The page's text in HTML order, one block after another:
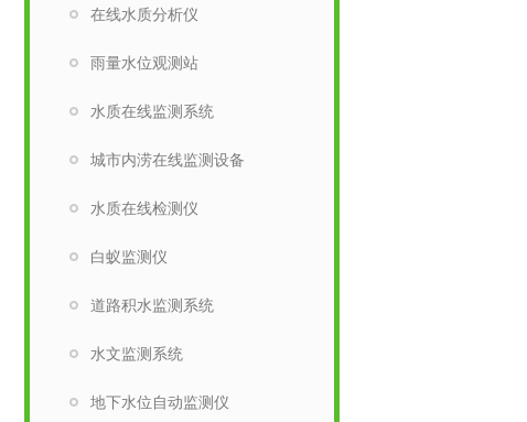
在线水质分析仪
雨量水位观测站
水质在线监测系统
城市内涝在线监测设备
水质在线检测仪
白蚁监测仪
道路积水监测系统
水文监测系统
地下水位自动监测仪